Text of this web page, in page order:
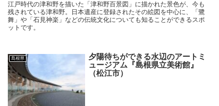
江戸時代の津和野を描いた「津和野百景図」に描かれた景色が、今も
残されている津和野。日本遺産に登録されたその絵図を中心に、「鷺
舞」や「石見神楽」などの伝統文化についても知ることができるスポ
ットです。
島根県
夕陽待ちができる水辺のアートミ
ュージアム『島根県立美術館』
（松江市）